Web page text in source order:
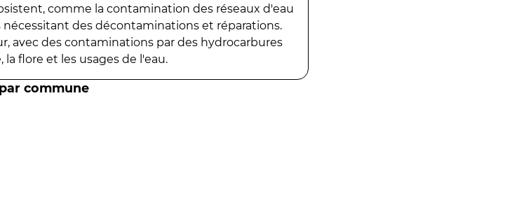
comme la contamination des réseaux d'eau
des décontaminations et réparations.
avec des contaminations par des hydrocarbures
flore et les usages de l'eau.
commune